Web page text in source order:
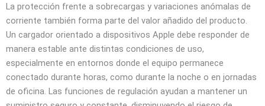
La protección frente a sobrecargas y variaciones anómalas de
corriente también forma parte del valor añadido del producto.
Un cargador orientado a dispositivos Apple debe responder de
manera estable ante distintas condiciones de uso,
especialmente en entornos donde el equipo permanece
conectado durante horas, como durante la noche o en jornadas
de oficina. Las funciones de regulación ayudan a mantener un